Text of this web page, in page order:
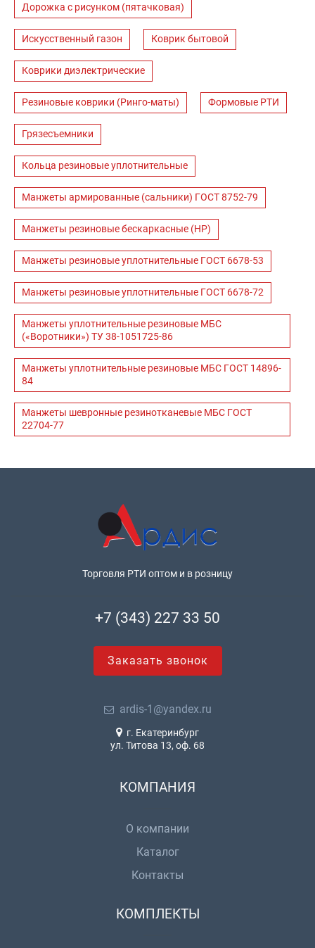
Дорожка с рисунком (пятачковая)
Искусственный газон Коврик бытовой
Коврики диэлектрические
Резиновые коврики (Ринго-маты) Формовые РТИ
Грязесъемники
Кольца резиновые уплотнительные
Манжеты армированные (сальники) ГОСТ 8752-79
Манжеты резиновые бескаркасные (НР)
Манжеты резиновые уплотнительные ГОСТ 6678-53
Манжеты резиновые уплотнительные ГОСТ 6678-72
Манжеты уплотнительные резиновые МБС
(«Воротники») ТУ 38-1051725-86
Манжеты уплотнительные резиновые МБС ГОСТ 14896-
84
Манжеты шевронные резинотканевые МБС ГОСТ
22704-77
Торговля РТИ оптом и в розницу
+7 (343) 227 33 50
Заказать звонок
ardis-1@yandex.ru
г. Екатеринбург
ул. Титова 13, оф. 68
КОМПАНИЯ
О компании
Каталог
Контакты
КОМПЛЕКТЫ